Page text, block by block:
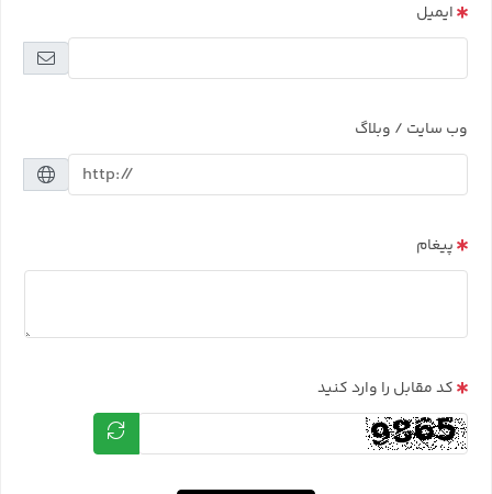
ایمیل
وب سایت / وبلاگ
پیغام
کد مقابل را وارد کنید